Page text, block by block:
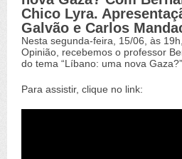
Chico Lyra.
Galvão e Carlos
Nesta segunda-feira, 15/06, às
Opinião, recebemos o professor
do tema “Líbano: uma nova Gaza?”
Para assistir, clique no link: